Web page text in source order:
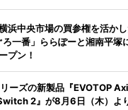
浜中央市場の買参権を活か
ろ一番」ららぽーと湘南平
プン！
ーズの新製品『EVOTOP
2』が8月6日（木）よ